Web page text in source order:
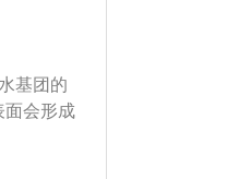
气；
干后再
专用防雾
基团的
面会形成
面润